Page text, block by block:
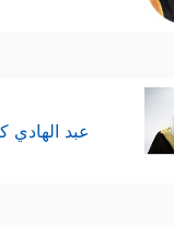
عبد الهادي